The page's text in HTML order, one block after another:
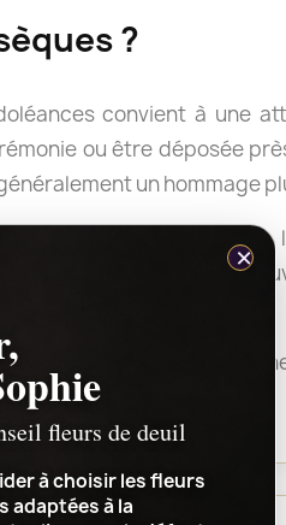
?
convient à une
ou être déposée
un hommage
traditionnellement la paix,
plus soutenues
peut vous guider vers
transmettre.
×
fleurs de deuil
à choisir les fleurs
adaptées à la